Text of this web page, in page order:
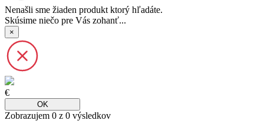
Nenašli sme žiaden produkt ktorý hľadáte.
Skúsime niečo pre Vás zohanť...
×
€
OK
Zobrazujem 0 z 0 výsledkov